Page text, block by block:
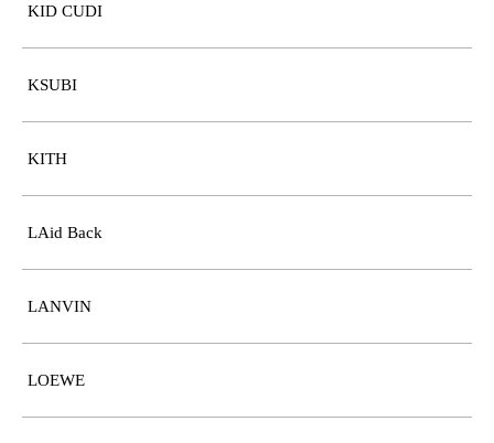
KID CUDI
KSUBI
KITH
LAid Back
LANVIN
LOEWE